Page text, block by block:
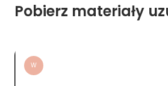
Pobierz materiały
W